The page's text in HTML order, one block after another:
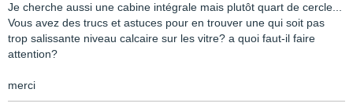
Je cherche aussi une cabine intégrale mais plutôt quart de cercle...
Vous avez des trucs et astuces pour en trouver une qui soit pas
trop salissante niveau calcaire sur les vitre? a quoi faut-il faire
attention?
merci